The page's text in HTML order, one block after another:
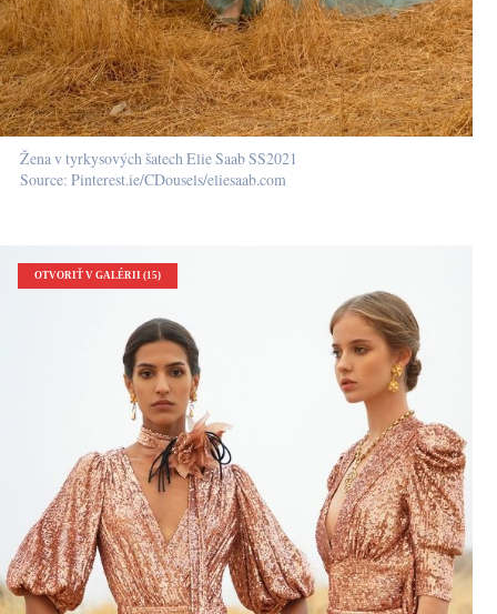
Žena v tyrkysových šatech Elie Saab SS2021
Source: Pinterest.ie/CDousels/eliesaab.com
OTVORIŤ V GALÉRII (15)